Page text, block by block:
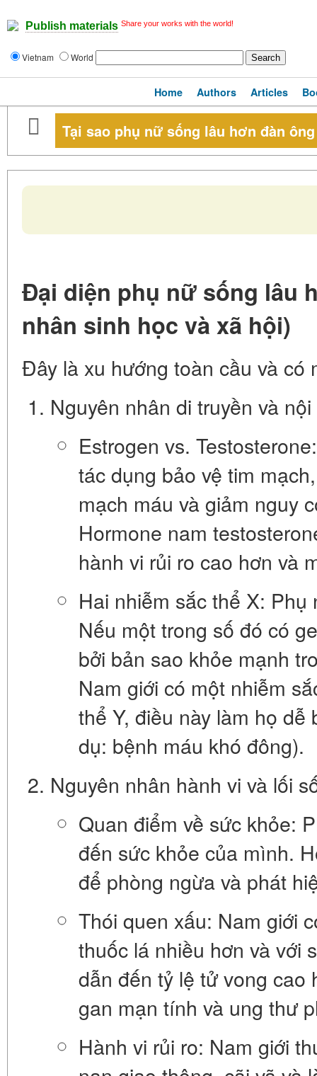
Publish materials Share your works with the world!
Vietnam World
Home Authors Articles
Tại sao phụ nữ sống lâu hơn đàn
Đại diện phụ nữ sống lâu
nhân sinh học và xã hội)
Đây là xu hướng toàn cầu và có
Nguyên nhân di truyền và
Estrogen vs. Testosterone:
tác dụng bảo vệ tim
mạch máu và giảm nguy
Hormone nam
hành vi rủi ro cao hơn và
Hai nhiễm sắc thể X: Phụ
Nếu một trong số đó có
bởi bản sao khỏe mạnh
Nam giới có một nhiễm
thể Y, điều này làm họ
dụ: bệnh máu khó đông).
Nguyên nhân hành vi và lối
Quan điểm về sức khỏe:
đến sức khỏe của mình.
để phòng ngừa và phát
Thói quen xấu: Nam giới
thuốc lá nhiều hơn và với
dẫn đến tỷ lệ tử vong cao
gan mạn tính và ung thư
Hành vi rủi ro: Nam giới